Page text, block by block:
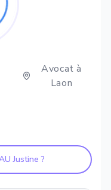
Avocat à
Laon
Justine ?